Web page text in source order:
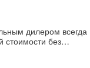
дилером всегда
стоимости без…